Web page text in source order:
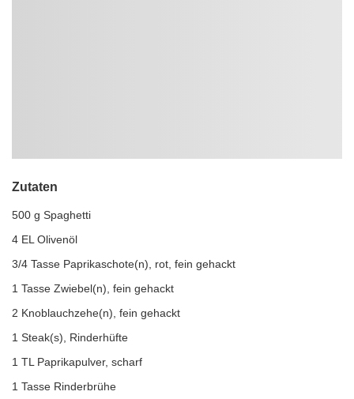
Zutaten
500 g Spaghetti
4 EL Olivenöl
3/4 Tasse Paprikaschote(n), rot, fein gehackt
1 Tasse Zwiebel(n), fein gehackt
2 Knoblauchzehe(n), fein gehackt
1 Steak(s), Rinderhüfte
1 TL Paprikapulver, scharf
1 Tasse Rinderbrühe